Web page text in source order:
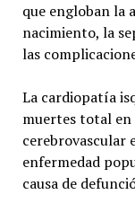
que engloban la
nacimiento, la
las
La cardiopatía
muertes total en
cerebrovascular
enfermedad
causa de